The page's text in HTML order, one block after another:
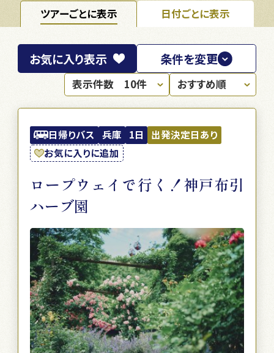
ツアーごとに表示 日付ごとに表示
日帰りバス 兵庫 1日
出発決定日あり
お気に入りに追加
ロープウェイで行く！神戸布引
ハーブ園
お気に入り表示 条件を変更